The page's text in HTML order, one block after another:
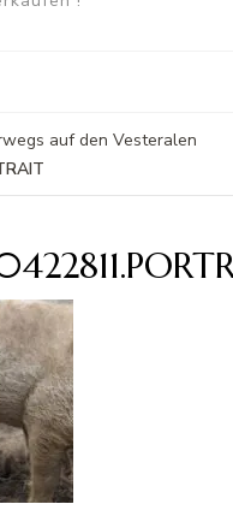
auf den Vesteralen